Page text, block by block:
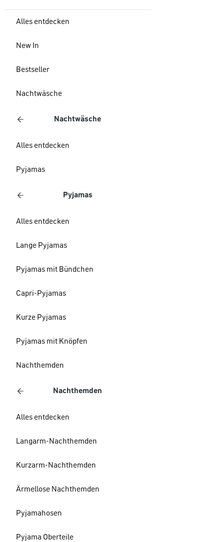
Alles entdecken
New In
Bestseller
Nachtwäsche
Nachtwäsche
Alles entdecken
Pyjamas
Pyjamas
Alles entdecken
Lange Pyjamas
Pyjamas mit Bündchen
Capri-Pyjamas
Kurze Pyjamas
Pyjamas mit Knöpfen
Nachthemden
Nachthemden
Alles entdecken
Langarm-Nachthemden
Kurzarm-Nachthemden
Ärmellose Nachthemden
Pyjamahosen
Pyjama Oberteile